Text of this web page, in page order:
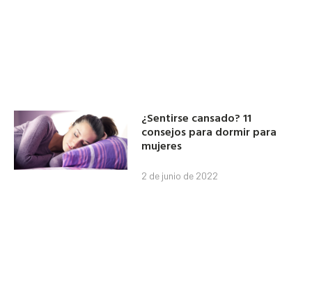
¿Sentirse cansado? 11
consejos para dormir para
mujeres
2 de junio de 2022